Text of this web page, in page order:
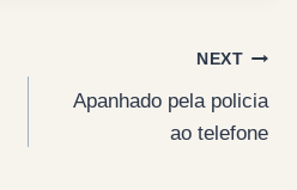
NEXT
Apanhado pela policia
ao telefone